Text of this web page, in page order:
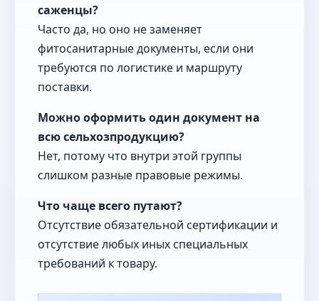
саженцы?
Часто да, но оно не заменяет
фитосанитарные документы, если они
требуются по логистике и маршруту
поставки.
Можно оформить один документ на
всю сельхозпродукцию?
Нет, потому что внутри этой группы
слишком разные правовые режимы.
Что чаще всего путают?
Отсутствие обязательной сертификации и
отсутствие любых иных специальных
требований к товару.